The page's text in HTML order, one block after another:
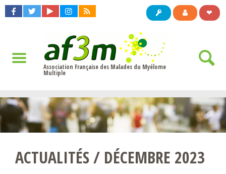
❤
Association Française des Malades du Myélome
Multiple
ACTUALITÉS / DÉCEMBRE 2023